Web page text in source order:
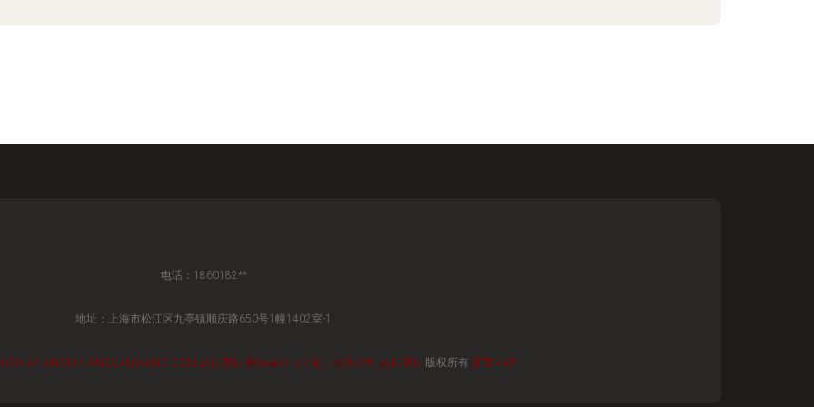
电话：1860182**
地址：上海市松江区九亭镇顺庆路650号1幢1402室-1
厨具卫具 极味实业（上海）有限公司 厨具卫具 版权所有 SITEMAP